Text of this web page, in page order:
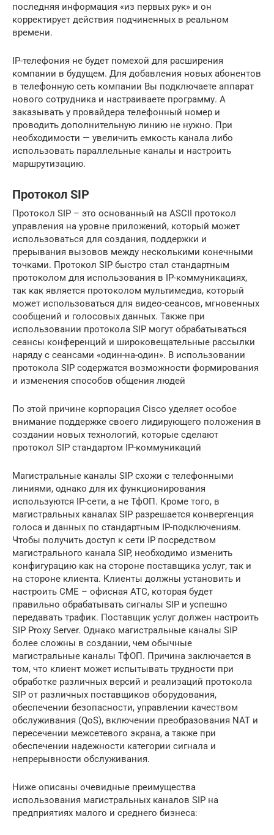
последняя информация «из первых рук» и он
корректирует действия подчиненных в реальном
времени.
IP-телефония не будет помехой для расширения
компании в будущем. Для добавления новых абонентов
в телефонную сеть компании Вы подключаете аппарат
нового сотрудника и настраиваете программу. А
заказывать у провайдера телефонный номер и
проводить дополнительную линию не нужно. При
необходимости — увеличить емкость канала либо
использовать параллельные каналы и настроить
маршрутизацию.
Протокол SIP
Протокол SIP – это основанный на ASCII протокол
управления на уровне приложений, который может
использоваться для создания, поддержки и
прерывания вызовов между несколькими конечными
точками. Протокол SIP быстро стал стандартным
протоколом для использования в IP-коммуникациях,
так как является протоколом мультимедиа, который
может использоваться для видео-сеансов, мгновенных
сообщений и голосовых данных. Также при
использовании протокола SIP могут обрабатываться
сеансы конференций и широковещательные рассылки
наряду с сеансами «один-на-один». В использовании
протокола SIP содержатся возможности формирования
и изменения способов общения людей
По этой причине корпорация Cisco уделяет особое
внимание поддержке своего лидирующего положения в
создании новых технологий, которые сделают
протокол SIP стандартом IP-коммуникаций
Магистральные каналы SIP схожи с телефонными
линиями, однако для их функционирования
используются IP-сети, а не ТфОП. Кроме того, в
магистральных каналах SIP разрешается конвергенция
голоса и данных по стандартным IP-подключениям.
Чтобы получить доступ к сети IP посредством
магистрального канала SIP, необходимо изменить
конфигурацию как на стороне поставщика услуг, так и
на стороне клиента. Клиенты должны установить и
настроить CME – офисная АТС, которая будет
правильно обрабатывать сигналы SIP и успешно
передавать трафик. Поставщик услуг должен настроить
SIP Proxy Server. Однако магистральные каналы SIP
более сложны в создании, чем обычные
магистральные каналы ТфОП. Причина заключается в
том, что клиент может испытывать трудности при
обработке различных версий и реализаций протокола
SIP от различных поставщиков оборудования,
обеспечении безопасности, управлении качеством
обслуживания (QoS), включении преобразования NAT и
пересечении межсетевого экрана, а также при
обеспечении надежности категории сигнала и
непрерывности обслуживания.
Ниже описаны очевидные преимущества
использования магистральных каналов SIP на
предприятиях малого и среднего бизнеса: